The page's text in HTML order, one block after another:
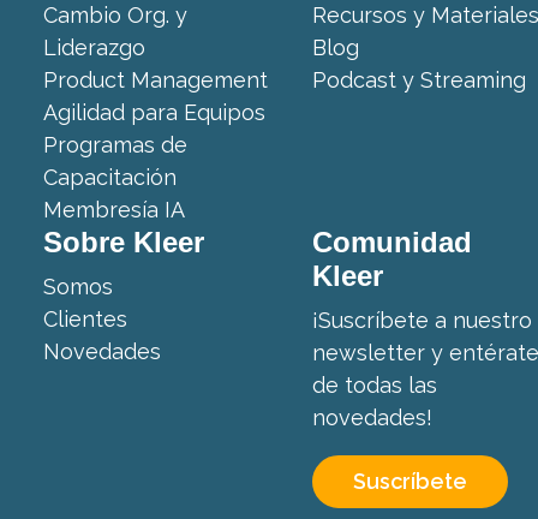
Cambio Org. y
Liderazgo
Product Management
Agilidad para Equipos
Programas de
Capacitación
Membresía IA
Recursos y Materiales
Blog
Podcast y Streaming
Sobre Kleer
Somos
Clientes
Novedades
Comunidad
Kleer
¡Suscríbete a nuestro
newsletter y entérate
de todas las
novedades!
Suscríbete